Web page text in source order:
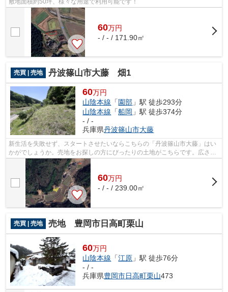
敷地面積約50坪、様々な用途で利用可能です！
60万円
- / - / 171.90㎡
売買 | 売地 丹波篠山市大藤 畑1
60万円
山陰本線 「園部 」駅 徒歩293分
山陰本線 「船岡 」駅 徒歩374分
- / -
兵庫県丹波篠山市大藤
新生活を失敗せず、スタートさせたいならこちらの「丹波篠山市大藤」はい
かがでしょうか。売地をお探しの方にぴったりの土地がこちらです。広さの
心配がいらない土地面積239㎡(公簿)。...
60万円
- / - / 239.00㎡
売買 | 売地 売地 豊岡市日高町栗山
60万円
山陰本線 「江原 」駅 徒歩76分
- / -
兵庫県豊岡市日高町栗山473